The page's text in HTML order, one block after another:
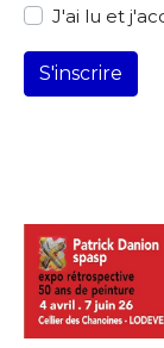
Nom
Statut /
J'accepte les
J'ai lu et
S'inscrire